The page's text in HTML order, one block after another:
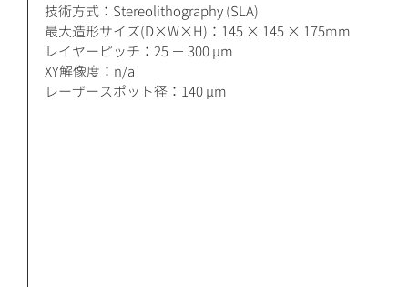
技術方式：Stereolithography (SLA)
最大造形サイズ(D×W×H)：145 × 145 × 175mm
レイヤーピッチ：25 − 300 μm
XY解像度：n/a
レーザースポット径：140 μm